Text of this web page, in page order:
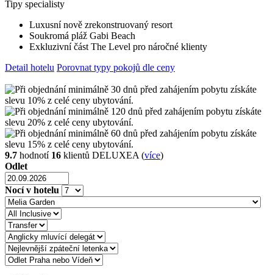
Tipy specialisty
Luxusní nově zrekonstruovaný resort
Soukromá pláž Gabi Beach
Exkluzivní část The Level pro náročné klienty
Detail hotelu Porovnat typy pokojů dle ceny
9.7 hodnotí 16 klientů DELUXEA (více)
Odlet
Nocí v hotelu